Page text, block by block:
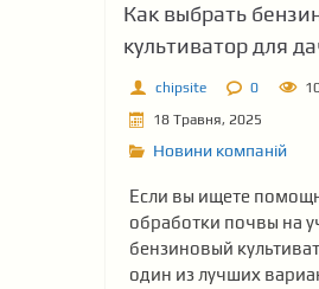
Как выбрать
культиватор для
chipsite 0
18 Травня, 2025
Новини компаній
Если вы ищете
обработки почвы на
бензиновый
один из лучших